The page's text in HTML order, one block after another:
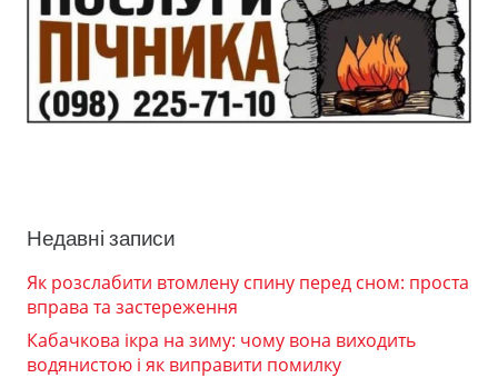
Недавні записи
Як розслабити втомлену спину перед сном: проста
вправа та застереження
Кабачкова ікра на зиму: чому вона виходить
водянистою і як виправити помилку